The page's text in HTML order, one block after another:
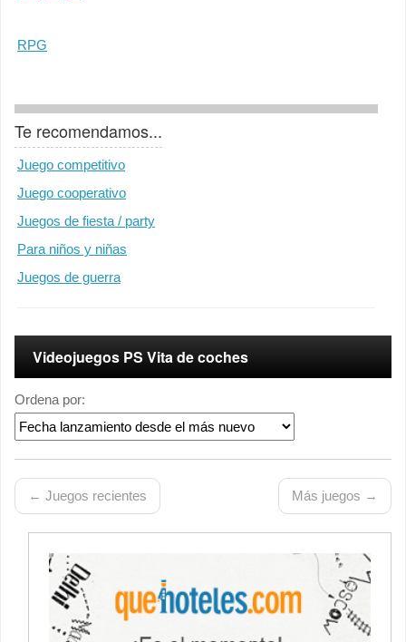
RPG
Te recomendamos...
Juego competitivo
Juego cooperativo
Juegos de fiesta / party
Para niños y niñas
Juegos de guerra
Videojuegos PS Vita de coches
Ordena por:
← Juegos recientes Más juegos →